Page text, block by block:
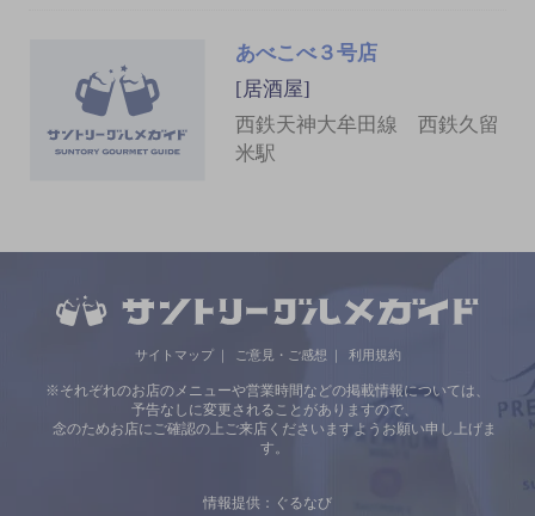
あべこべ３号店
[居酒屋]
西鉄天神大牟田線 西鉄久留
米駅
サイトマップ ご意見・ご感想 利用規約
※それぞれのお店のメニューや営業時間などの掲載情報については、
予告なしに変更されることがありますので、
念のためお店にご確認の上ご来店くださいますようお願い申し上げま
す。
情報提供：ぐるなび